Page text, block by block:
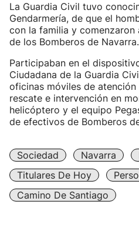
La Guardia Civil tuvo
Gendarmería, de que el
con la familia y
de los Bomberos de Navarra.
Participaban en el
Ciudadana de la Guardia
oficinas móviles de
rescate e intervención en
helicóptero y el equipo
de efectivos de Bomberos
Sociedad Navarra
Titulares De Hoy
Camino De Santiago